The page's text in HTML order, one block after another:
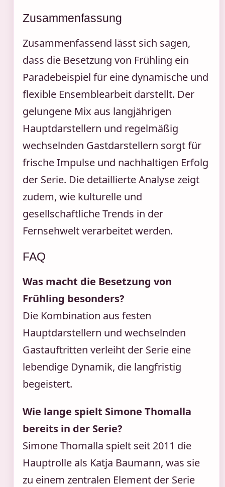
Zusammenfassung
Zusammenfassend lässt sich sagen,
dass die Besetzung von Frühling ein
Paradebeispiel für eine dynamische und
flexible Ensemblearbeit darstellt. Der
gelungene Mix aus langjährigen
Hauptdarstellern und regelmäßig
wechselnden Gastdarstellern sorgt für
frische Impulse und nachhaltigen Erfolg
der Serie. Die detaillierte Analyse zeigt
zudem, wie kulturelle und
gesellschaftliche Trends in der
Fernsehwelt verarbeitet werden.
FAQ
Was macht die Besetzung von
Frühling besonders?
Die Kombination aus festen
Hauptdarstellern und wechselnden
Gastauftritten verleiht der Serie eine
lebendige Dynamik, die langfristig
begeistert.
Wie lange spielt Simone Thomalla
bereits in der Serie?
Simone Thomalla spielt seit 2011 die
Hauptrolle als Katja Baumann, was sie
zu einem zentralen Element der Serie